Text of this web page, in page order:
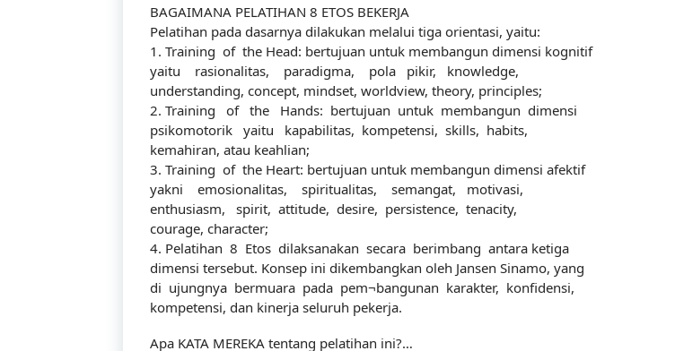
BAGAIMANA PELATIHAN 8 ETOS BEKERJA
Pelatihan pada dasarnya dilakukan melalui tiga orientasi, yaitu:
1. Training of the Head: bertujuan untuk membangun dimensi kognitif
yaitu rasionalitas, paradigma, pola pikir, knowledge,
understanding, concept, mindset, worldview, theory, principles;
2. Training of the Hands: bertujuan untuk membangun dimensi
psikomotorik yaitu kapabilitas, kompetensi, skills, habits,
kemahiran, atau keahlian;
3. Training of the Heart: bertujuan untuk membangun dimensi afektif
yakni emosionalitas, spiritualitas, semangat, motivasi,
enthusiasm, spirit, attitude, desire, persistence, tenacity,
courage, character;
4. Pelatihan 8 Etos dilaksanakan secara berimbang antara ketiga
dimensi tersebut. Konsep ini dikembangkan oleh Jansen Sinamo, yang
di ujungnya bermuara pada pem¬bangunan karakter, konfidensi,
kompetensi, dan kinerja seluruh pekerja.
Apa KATA MEREKA tentang pelatihan ini?…